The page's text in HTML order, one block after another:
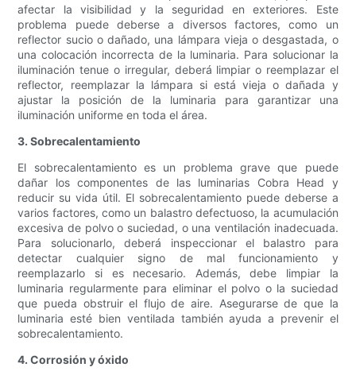
afectar la visibilidad y la seguridad en exteriores. Este
problema puede deberse a diversos factores, como un
reflector sucio o dañado, una lámpara vieja o desgastada, o
una colocación incorrecta de la luminaria. Para solucionar la
iluminación tenue o irregular, deberá limpiar o reemplazar el
reflector, reemplazar la lámpara si está vieja o dañada y
ajustar la posición de la luminaria para garantizar una
iluminación uniforme en toda el área.
3. Sobrecalentamiento
El sobrecalentamiento es un problema grave que puede
dañar los componentes de las luminarias Cobra Head y
reducir su vida útil. El sobrecalentamiento puede deberse a
varios factores, como un balastro defectuoso, la acumulación
excesiva de polvo o suciedad, o una ventilación inadecuada.
Para solucionarlo, deberá inspeccionar el balastro para
detectar cualquier signo de mal funcionamiento y
reemplazarlo si es necesario. Además, debe limpiar la
luminaria regularmente para eliminar el polvo o la suciedad
que pueda obstruir el flujo de aire. Asegurarse de que la
luminaria esté bien ventilada también ayuda a prevenir el
sobrecalentamiento.
4. Corrosión y óxido